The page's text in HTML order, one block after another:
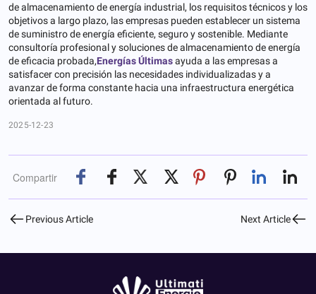
de almacenamiento de energía industrial, los requisitos técnicos y los
objetivos a largo plazo, las empresas pueden establecer un sistema
de suministro de energía eficiente, seguro y sostenible. Mediante
consultoría profesional y soluciones de almacenamiento de energía
de eficacia probada,Energías Últimasayuda a las empresas a
satisfacer con precisión las necesidades individualizadas y a
avanzar de forma constante hacia una infraestructura energética
orientada al futuro.
2025-12-23
Compartir
Previous Article Next Article